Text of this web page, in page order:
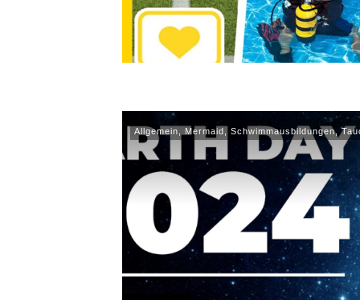
Allgemein Mermaid Schwimmausbildungen,